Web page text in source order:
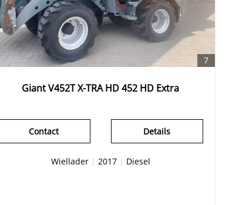
7
Giant V452T X-TRA HD 452 HD Extra
Details
Contact
Wiellader| 2017| Diesel